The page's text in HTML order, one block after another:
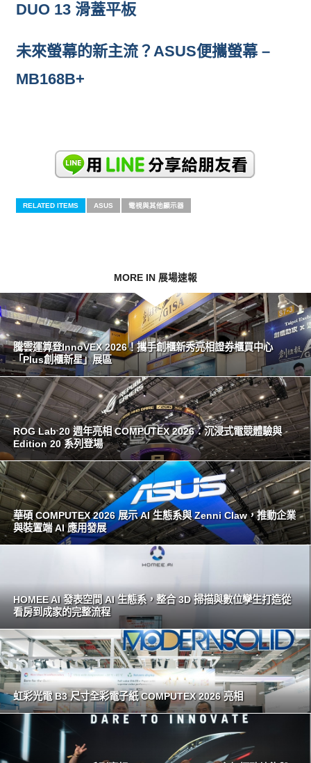
DUO 13 滑蓋平板
未來螢幕的新主流？ASUS便攜螢幕 –
MB168B+
RELATED ITEMS ASUS 電視與其他顯示器
MORE IN 展場速報
騰雲運算登InnoVEX 2026！攜手創櫃新秀亮相證券櫃買中心
「Plus創櫃新星」展區
ROG Lab 20 週年亮相 COMPUTEX 2026：沉浸式電競體驗與
Edition 20 系列登場
華碩 COMPUTEX 2026 展示 AI 生態系與 Zenni Claw，推動企業
與裝置端 AI 應用發展
HOMEE AI 發表空間 AI 生態系，整合 3D 掃描與數位孿生打造從
看房到成家的完整流程
虹彩光電 B3 尺寸全彩電子紙 COMPUTEX 2026 亮相